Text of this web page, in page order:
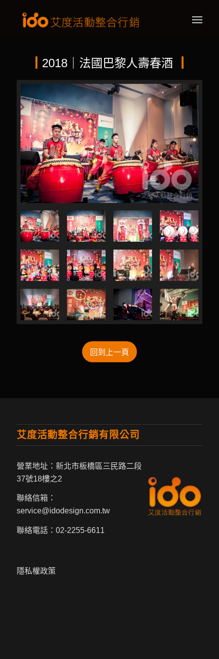
2018｜法國巴黎人壽春酒
回到上一頁
艾度活動整合行銷有限公司
營業地址：新北市板橋區三民路二段
37號18樓之2
聯絡信箱：
service@idodesign.com.tw
聯絡電話： 02-2255-6611
隱私權政策